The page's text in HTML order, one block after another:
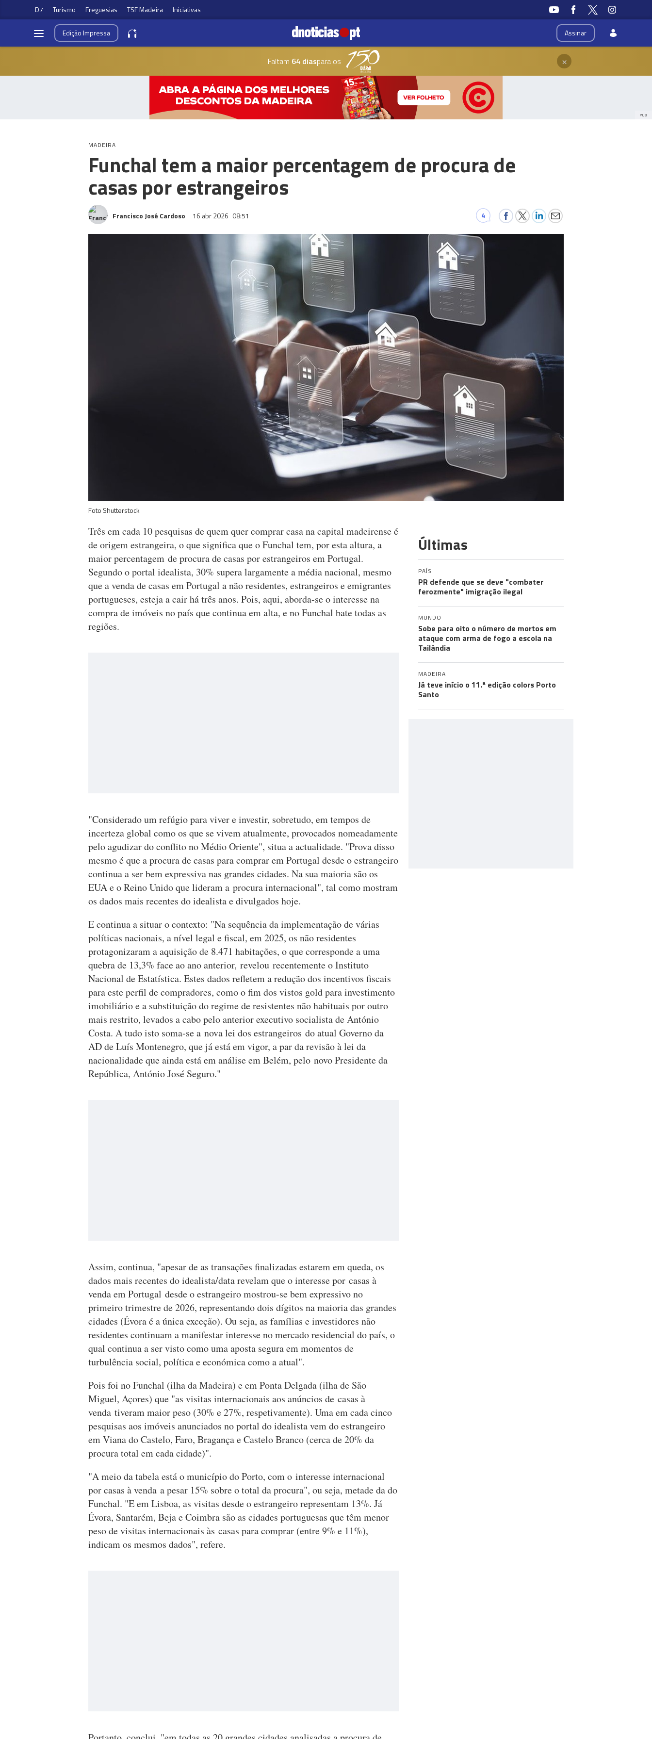
D7 Turismo Freguesias TSF Madeira Iniciativas
Assinar
EdiçãoImpressa
Faltam 64 diaspara os ×
PUB
MADEIRA
Funchal tem a maior percentagem de procura de
casas por estrangeiros
Francisco José Cardoso 16 abr 2026 08:51 4
Foto Shutterstock
Três em cada 10 pesquisas de quem quer comprar casa na capital madeirense é
de origem estrangeira, o que significa que o Funchal tem, por esta altura, a
maior percentagem de procura de casas por estrangeiros em Portugal.
Segundo o portal idealista, 30% supera largamente a média nacional, mesmo
que a venda de casas em Portugal a não residentes, estrangeiros e emigrantes
portugueses, esteja a cair há três anos. Pois, aqui, aborda-se o interesse na
compra de imóveis no país que continua em alta, e no Funchal bate todas as
regiões.
"Considerado um refúgio para viver e investir, sobretudo, em tempos de
incerteza global como os que se vivem atualmente, provocados nomeadamente
pelo agudizar do conflito no Médio Oriente", situa a actualidade. "Prova disso
mesmo é que a procura de casas para comprar em Portugal desde o estrangeiro
continua a ser bem expressiva nas grandes cidades. Na sua maioria são os
EUA e o Reino Unido que lideram a procura internacional", tal como mostram
os dados mais recentes do idealista e divulgados hoje.
E continua a situar o contexto: "Na sequência da implementação de várias
políticas nacionais, a nível legal e fiscal, em 2025, os não residentes
protagonizaram a aquisição de 8.471 habitações, o que corresponde a uma
quebra de 13,3% face ao ano anterior, revelou recentemente o Instituto
Nacional de Estatística. Estes dados refletem a redução dos incentivos fiscais
para este perfil de compradores, como o fim dos vistos gold para investimento
imobiliário e a substituição do regime de resistentes não habituais por outro
mais restrito, levados a cabo pelo anterior executivo socialista de António
Costa. A tudo isto soma-se a nova lei dos estrangeiros do atual Governo da
AD de Luís Montenegro, que já está em vigor, a par da revisão à lei da
nacionalidade que ainda está em análise em Belém, pelo novo Presidente da
República, António José Seguro."
Assim, continua, "apesar de as transações finalizadas estarem em queda, os
dados mais recentes do idealista/data revelam que o interesse por casas à
venda em Portugal desde o estrangeiro mostrou-se bem expressivo no
primeiro trimestre de 2026, representando dois dígitos na maioria das grandes
cidades (Évora é a única exceção). Ou seja, as famílias e investidores não
residentes continuam a manifestar interesse no mercado residencial do país, o
qual continua a ser visto como uma aposta segura em momentos de
turbulência social, política e económica como a atual".
Pois foi no Funchal (ilha da Madeira) e em Ponta Delgada (ilha de São
Miguel, Açores) que "as visitas internacionais aos anúncios de casas à
venda tiveram maior peso (30% e 27%, respetivamente). Uma em cada cinco
pesquisas aos imóveis anunciados no portal do idealista vem do estrangeiro
em Viana do Castelo, Faro, Bragança e Castelo Branco (cerca de 20% da
procura total em cada cidade)".
"A meio da tabela está o município do Porto, com o interesse internacional
por casas à venda a pesar 15% sobre o total da procura", ou seja, metade da do
Funchal. "E em Lisboa, as visitas desde o estrangeiro representam 13%. Já
Évora, Santarém, Beja e Coimbra são as cidades portuguesas que têm menor
peso de visitas internacionais às casas para comprar (entre 9% e 11%),
indicam os mesmos dados", refere.
Últimas
PAÍS
PR defende que se deve "combater
ferozmente" imigração ilegal
MUNDO
Sobe para oito o número de mortos em
ataque com arma de fogo a escola na
Tailândia
MADEIRA
Já teve início o 11.ª edição colors Porto
Santo